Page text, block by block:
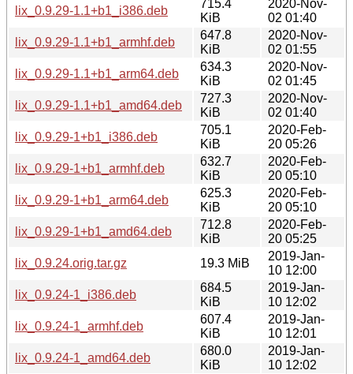
lix_0.9.29-1.1+b1_i386.deb
715.4
KiB
2020-Nov-
02 01:40
lix_0.9.29-1.1+b1_armhf.deb
647.8
KiB
2020-Nov-
02 01:55
lix_0.9.29-1.1+b1_arm64.deb
634.3
KiB
2020-Nov-
02 01:45
lix_0.9.29-1.1+b1_amd64.deb
727.3
KiB
2020-Nov-
02 01:40
lix_0.9.29-1+b1_i386.deb
705.1
KiB
2020-Feb-
20 05:26
lix_0.9.29-1+b1_armhf.deb
632.7
KiB
2020-Feb-
20 05:10
lix_0.9.29-1+b1_arm64.deb
625.3
KiB
2020-Feb-
20 05:10
lix_0.9.29-1+b1_amd64.deb
712.8
KiB
2020-Feb-
20 05:25
lix_0.9.24.orig.tar.gz
19.3 MiB
2019-Jan-
10 12:00
lix_0.9.24-1_i386.deb
684.5
KiB
2019-Jan-
10 12:02
lix_0.9.24-1_armhf.deb
607.4
KiB
2019-Jan-
10 12:01
lix_0.9.24-1_amd64.deb
680.0
KiB
2019-Jan-
10 12:02